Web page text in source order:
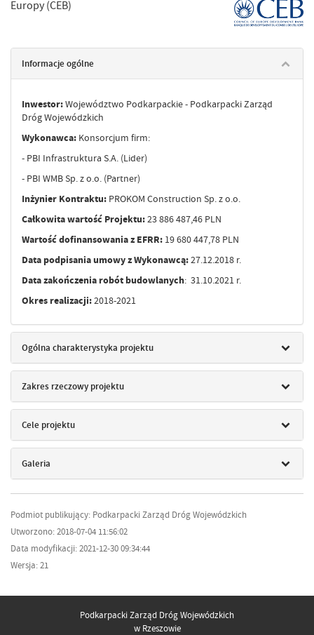
Europy (CEB)
Informacje ogólne
Inwestor:Województwo Podkarpackie - Podkarpacki Zarząd
Dróg Wojewódzkich
Wykonawca: Konsorcjum firm:
- PBI Infrastruktura S.A. (Lider)
- PBI WMB Sp. z o.o. (Partner)
Inżynier Kontraktu: PROKOM Construction Sp. z o.o.
Całkowita wartość Projektu:23 886 487,46 PLN
Wartość dofinansowania z EFRR: 19 680 447,78 PLN
Data podpisania umowy z Wykonawcą:27.12.2018 r.
Data zakończenia robót budowlanych: 31.10.2021 r.
Okres realizacji:2018-2021
Ogólna charakterystyka projektu
Zakres rzeczowy projektu
Cele projektu
Galeria
Podmiot publikujący: Podkarpacki Zarząd Dróg Wojewódzkich
Utworzono: 2018-07-04 11:56:02
Data modyfikacji: 2021-12-30 09:34:44
Wersja: 21
Podkarpacki Zarząd Dróg Wojewódzkich
w Rzeszowie